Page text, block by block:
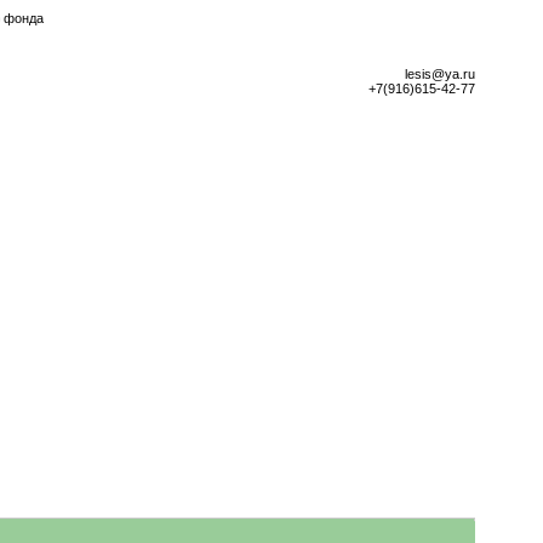
фонда
lesis@ya.ru
+7(916)615-42-77